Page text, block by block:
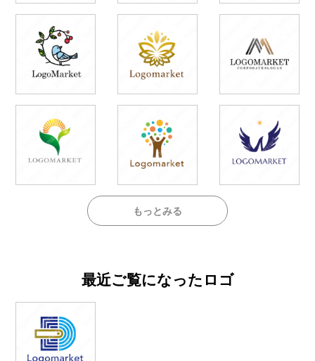
もっとみる
最近ご覧になったロゴ